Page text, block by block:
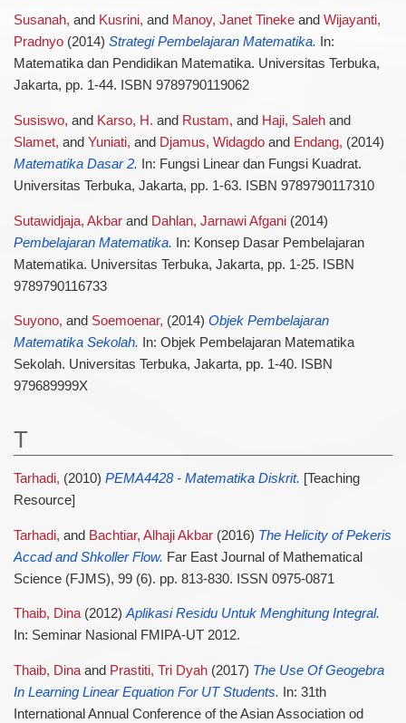
Susanah, and Kusrini, and Manoy, Janet Tinekeand Wijayanti,
Pradnyo(2014) Strategi Pembelajaran Matematika. In:
Matematika dan Pendidikan Matematika. Universitas Terbuka,
Jakarta, pp. 1-44. ISBN 9789790119062
Susiswo, and Karso, H. and Rustam, and Haji, Salehand
Slamet, and Yuniati, and Djamus, Widagdoand Endang, (2014)
Matematika Dasar 2. In: Fungsi Linear dan Fungsi Kuadrat.
Universitas Terbuka, Jakarta, pp. 1-63. ISBN 9789790117310
Sutawidjaja, Akbarand Dahlan, Jarnawi Afgani(2014)
Pembelajaran Matematika. In: Konsep Dasar Pembelajaran
Matematika. Universitas Terbuka, Jakarta, pp. 1-25. ISBN
9789790116733
Suyono, and Soemoenar, (2014) Objek Pembelajaran
Matematika Sekolah. In: Objek Pembelajaran Matematika
Sekolah. Universitas Terbuka, Jakarta, pp. 1-40. ISBN
979689999X
T
Tarhadi, (2010) PEMA4428 - Matematika Diskrit. [Teaching
Resource]
Tarhadi, and Bachtiar, Alhaji Akbar(2016) The Helicity of Pekeris
Accad and Shkoller Flow. Far East Journal of Mathematical
Science (FJMS), 99 (6). pp. 813-830. ISSN 0975-0871
Thaib, Dina(2012)Aplikasi Residu Untuk Menghitung Integral.
In: Seminar Nasional FMIPA-UT 2012.
Thaib, Dinaand Prastiti, Tri Dyah(2017) The Use Of Geogebra
In Learning Linear Equation For UT Students. In: 31th
International Annual Conference of the Asian Association od